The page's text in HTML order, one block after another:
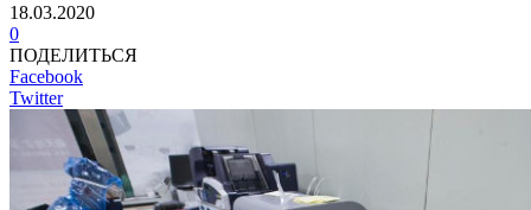
18.03.2020
0
ПОДЕЛИТЬСЯ
Facebook
Twitter